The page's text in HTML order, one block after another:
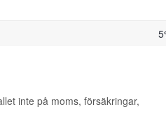
inte på moms, försäkringar,